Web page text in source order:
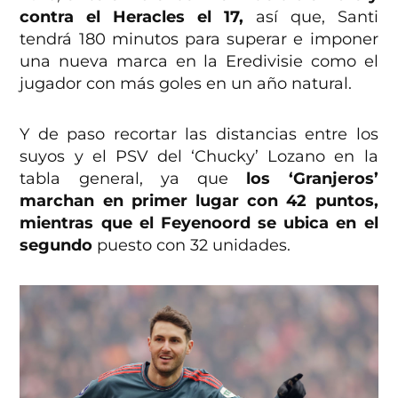
contra el Heracles el 17, así que, Santi
tendrá 180 minutos para superar e imponer
una nueva marca en la Eredivisie como el
jugador con más goles en un año natural.
Y de paso recortar las distancias entre los
suyos y el PSV del ‘Chucky’ Lozano en la
tabla general, ya que los ‘Granjeros’
marchan en primer lugar con 42 puntos,
mientras que el Feyenoord se ubica en el
segundo puesto con 32 unidades.